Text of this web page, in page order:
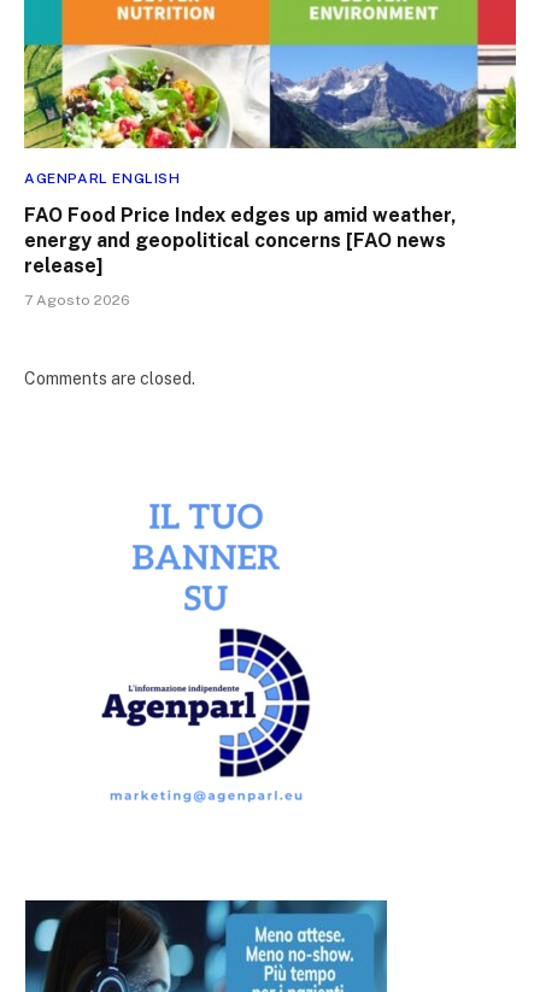
AGENPARL ENGLISH
FAO Food Price Index edges up amid weather,
energy and geopolitical concerns [FAO news
release]
7 Agosto 2026
Comments are closed.